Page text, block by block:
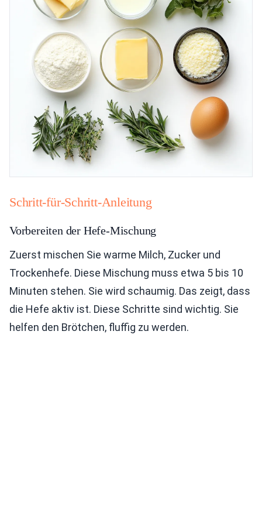
Schritt-für-Schritt-Anleitung
Vorbereiten der Hefe-Mischung
Zuerst mischen Sie warme Milch, Zucker und
Trockenhefe. Diese Mischung muss etwa 5 bis 10
Minuten stehen. Sie wird schaumig. Das zeigt, dass
die Hefe aktiv ist. Diese Schritte sind wichtig. Sie
helfen den Brötchen, fluffig zu werden.